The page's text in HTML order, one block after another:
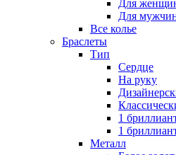
Для
Для
Все колье
Браслеты
Тип
Сердце
На руку
1
1
Металл